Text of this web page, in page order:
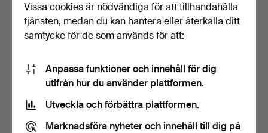
SERVISDELAR, ca 38 delar,
porslin," Mon am…
16 bud
190 USD
SERVISDELAR, 26 delar,
koppar och fat, por…
3 bud
64 USD
Vissa cookies är nödvändiga för att tillhandahålla
tjänsten, medan du kan hantera eller återkalla ditt
samtycke för de som används för att:
Anpassa funktioner och innehåll för dig
utifrån hur du använder plattformen.
Utveckla och förbättra plattformen.
Marknadsföra nyheter och innehåll till dig på